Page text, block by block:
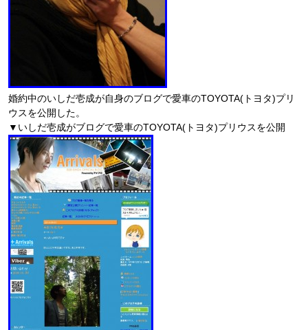
婚約中のいしだ壱成が自身のブログで愛車のTOYOTA(トヨタ)プリ
ウスを公開した。
▼いしだ壱成がブログで愛車のTOYOTA(トヨタ)プリウスを公開